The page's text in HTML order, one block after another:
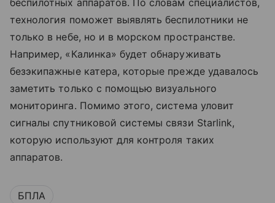
беспилотных аппаратов. По словам специалистов,
технология поможет выявлять беспилотники не
только в небе, но и в морском пространстве.
Например, «Калинка» будет обнаруживать
безэкипажные катера, которые прежде удавалось
заметить только с помощью визуального
мониторинга. Помимо этого, система уловит
сигналы спутниковой системы связи Starlink,
которую используют для контроля таких
аппаратов.
БПЛА